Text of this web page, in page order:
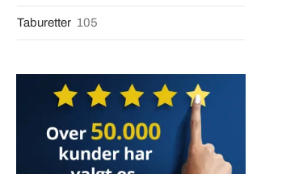
Taburetter 105